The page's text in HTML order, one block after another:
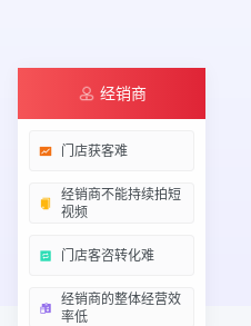
经销商
门店获客难
经销商不能持续拍短
视频
门店客咨转化难
经销商的整体经营效
率低